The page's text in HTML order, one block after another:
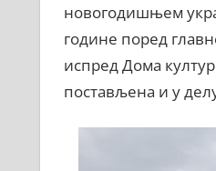
новогодишњем
године поред
испред Дома
постављена и у